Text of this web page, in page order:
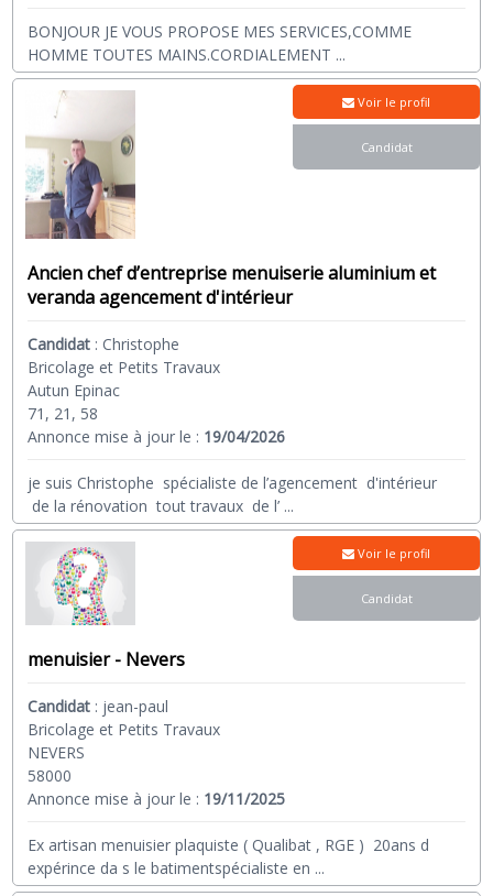
BONJOUR JE VOUS PROPOSE MES SERVICES,COMME
HOMME TOUTES MAINS.CORDIALEMENT ...
Ancien chef d’entreprise menuiserie aluminium et
veranda agencement d'intérieur
Candidat : Christophe
Bricolage et Petits Travaux
Autun Epinac
71, 21, 58
Annonce mise à jour le : 19/04/2026
je suis Christophe spécialiste de l’agencement d'intérieur
de la rénovation tout travaux de l’ ...
Voir le profil
Candidat
menuisier - Nevers
Candidat : jean-paul
Bricolage et Petits Travaux
NEVERS
58000
Annonce mise à jour le : 19/11/2025
Ex artisan menuisier plaquiste ( Qualibat , RGE ) 20ans d
expérince da s le batimentspécialiste en ...
Voir le profil
Candidat